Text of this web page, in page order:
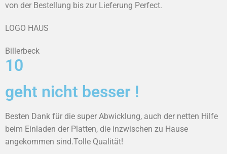
von der Bestellung bis zur Lieferung Perfect.
LOGO HAUS
Billerbeck
10
geht nicht besser !
Besten Dank für die super Abwicklung, auch der netten Hilfe
beim Einladen der Platten, die inzwischen zu Hause
angekommen sind.Tolle Qualität!